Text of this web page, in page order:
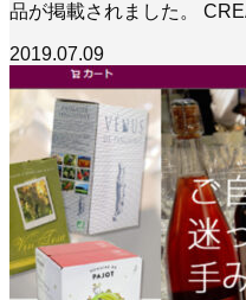
品が掲載されました。
2019.07.09